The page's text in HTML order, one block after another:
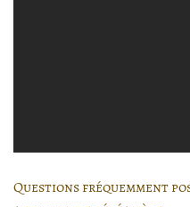
Questions fréquemment